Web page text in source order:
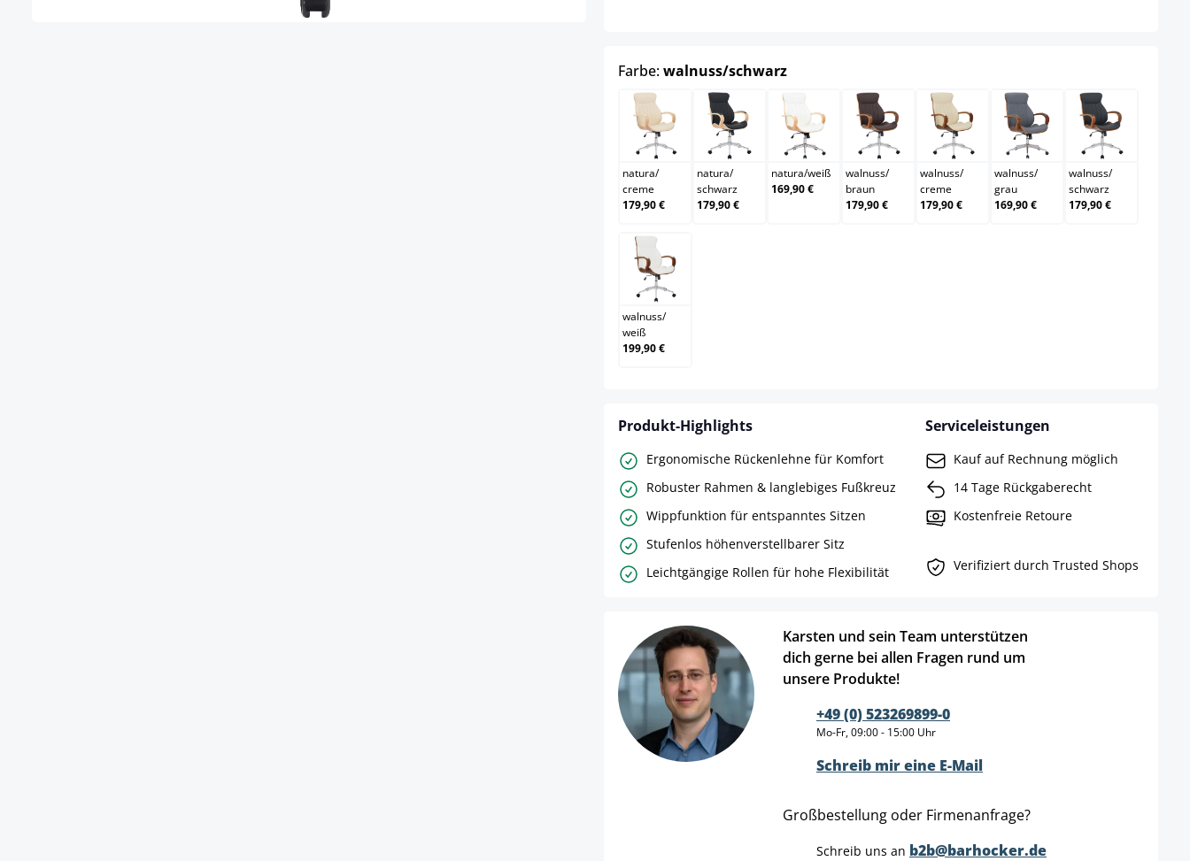
Farbe:walnuss/schwarzauswählen
natura/creme
natura/
creme
179,90 €
natura/schwarz
natura/
schwarz
179,90 €
natura/weiß
natura/weiß
169,90 €
walnuss/braun
walnuss/
braun
179,90 €
walnuss/creme
walnuss/
creme
179,90 €
walnuss/grau
walnuss/
grau
169,90 €
walnuss/
walnuss/
schwarz
179,90 €
walnuss/weiß
walnuss/
weiß
199,90 €
Produkt-Highlights
Ergonomische Rückenlehne für Komfort
Robuster Rahmen & langlebiges Fußkreuz
Wippfunktion für entspanntes Sitzen
Stufenlos höhenverstellbarer Sitz
Leichtgängige Rollen für hohe Flexibilität
Serviceleistungen
Kauf auf Rechnung möglich
14 Tage Rückgaberecht
Kostenfreie Retoure
Verifiziert durch Trusted Shops
Karsten und sein Team unterstützen
dich gerne bei allen Fragen rund um
unsere Produkte!
+49 (0) 523269899-0
Mo-Fr, 09:00 - 15:00 Uhr
Schreib mir eine E-Mail
Großbestellung oder Firmenanfrage?
Schreib uns an b2b@barhocker.de